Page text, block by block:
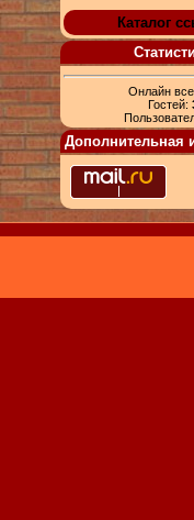
Каталог
Онлайн
Гостей:
Дополнительная